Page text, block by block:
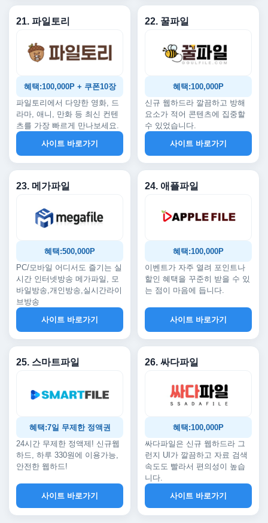
21. 파일토리
혜택:100,000P + 쿠폰10장
파일토리에서 다양한 영화, 드
라마, 애니, 만화 등 최신 컨텐
츠를 가장 빠르게 만나보세요.
사이트 바로가기
22. 꿀파일
혜택:100,000P
신규 웹하드라 깔끔하고 방해
요소가 적어 콘텐츠에 집중할
수 있었습니다.
사이트 바로가기
23. 메가파일
혜택:500,000P
PC/모바일 어디서도 즐기는 실
시간 인터넷방송 메가파일, 모
바일방송,개인방송,실시간라이
브방송
사이트 바로가기
24. 애플파일
혜택:100,000P
이벤트가 자주 열려 포인트나
할인 혜택을 꾸준히 받을 수 있
는 점이 마음에 듭니다.
사이트 바로가기
25. 스마트파일
혜택:7일 무제한 정액권
24시간 무제한 정액제! 신규웹
하드, 하루 330원에 이용가능,
안전한 웹하드!
사이트 바로가기
26. 싸다파일
혜택:100,000P
싸다파일은 신규 웹하드라 그
런지 UI가 깔끔하고 자료 검색
속도도 빨라서 편의성이 높습
니다.
사이트 바로가기